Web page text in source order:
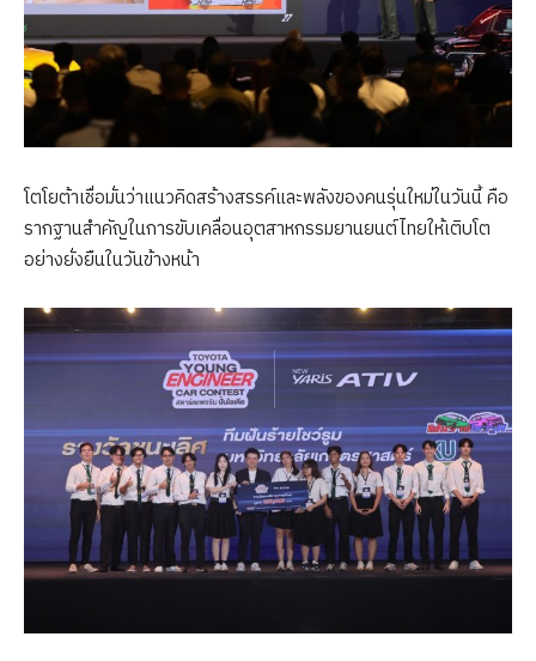
โตโยต้าเชื่อมั่นว่าแนวคิดสร้างสรรค์และพลังของคนรุ่นใหม่ในวันนี้ คือ
รากฐานสำคัญในการขับเคลื่อนอุตสาหกรรมยานยนต์ไทยให้เติบโต
อย่างยั่งยืนในวันข้างหน้า